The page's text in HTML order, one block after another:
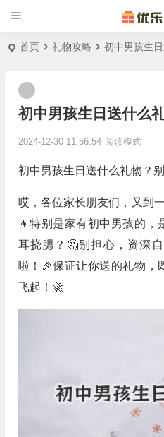
首页 礼物攻略 初中男孩生
初中男孩生日送什么
2024-12-30 11:56:54 阅读模式
初中男孩生日送什么礼物？
哎，各位家长朋友们，又到
👦特别是家有初中男孩的，
耳挠腮？🤔别担心，资深
啦！🎉保证让你送的礼物，
飞起！🚀